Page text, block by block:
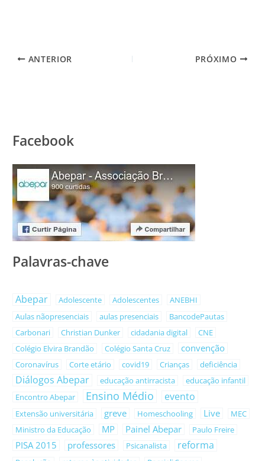
ANTERIOR PRÓXIMO
Facebook
Palavras-chave
Abepar Adolescente Adolescentes
ANEBHI
Aulas nãopresenciais
aulas presenciais
BancodePautas
Carbonari
Christian Dunker cidadania digital
CNE
Colégio Elvira Brandão
Colégio Santa Cruz convenção
Coronavírus Corte etário covid19 Crianças deficiência
Diálogos Abepar educação antirracista
educação infantil
Encontro Abepar
Ensino Médio evento
Extensão universitária greve Homeschooling Live
MEC
Ministro da Educação
MP Painel Abepar Paulo Freire
PISA 2015 professores Psicanalista reforma